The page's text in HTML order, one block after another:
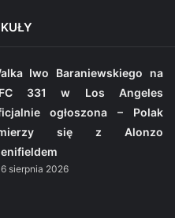
Iwo Baraniewskiego na
331 w Los Angeles
ogłoszona – Polak
się z Alonzo
6 sierpnia 2026